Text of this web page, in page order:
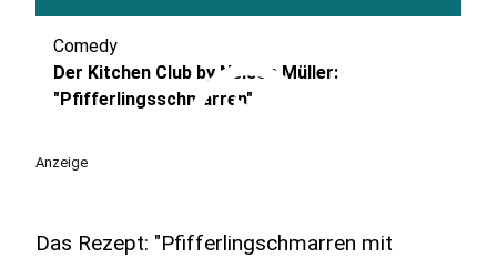
play_circle
Comedy
Der Kitchen Club by Nelson Müller:
"Pfifferlingsschmarren"
Anzeige
Das Rezept: "Pfifferlingschmarren mit